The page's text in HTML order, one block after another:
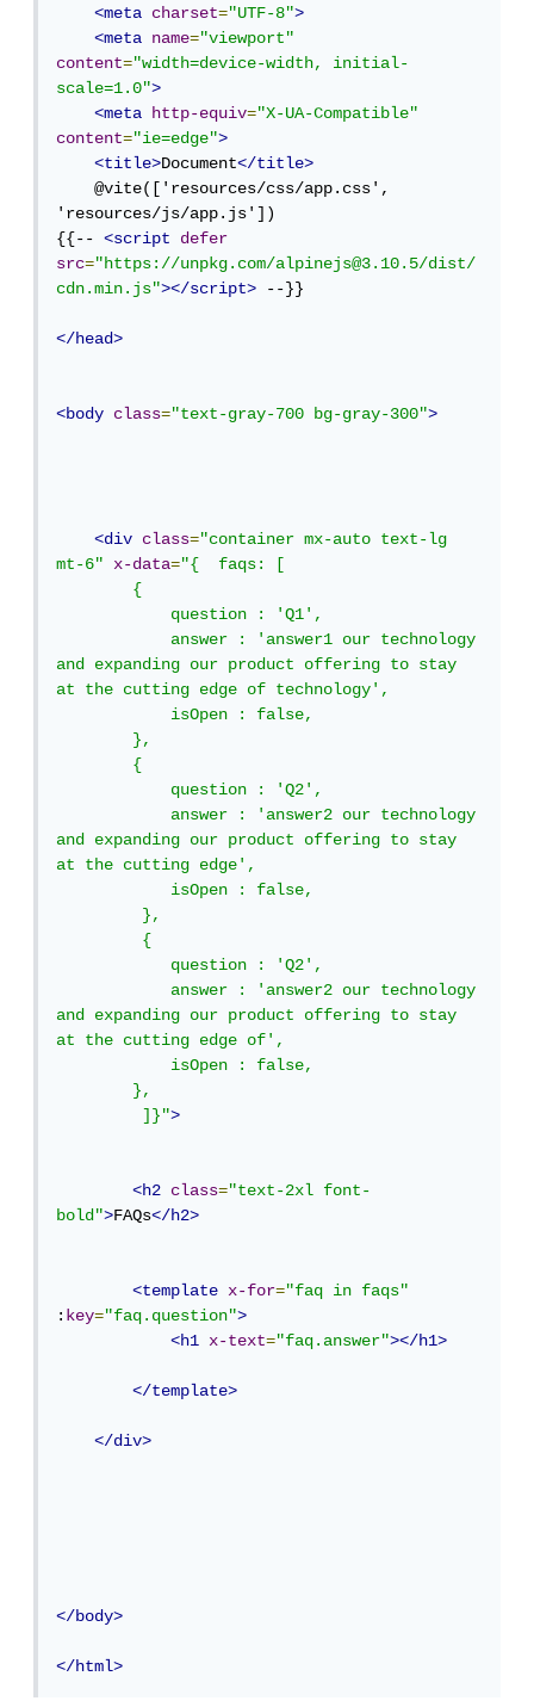
<meta
charset="UTF-8">
<meta
name="viewport"
content="width=device-width, initial-
scale=1.0">
<meta
http-equiv="X-UA-Compatible"
content="ie=edge">
<title>Document</title>
    @vite(['resources/css/app.css',
'resources/js/app.js'])
{{-- <script
defer
src="https://unpkg.com/alpinejs@3.10.5/dist/
cdn.min.js"></script> --}}
</head>
<body class="text-gray-700 bg-gray-300">
<div class="container mx-auto text-lg
mt-6"
x-data="{  faqs: [
        {
            question : 'Q1',
            answer : 'answer1 our technology
and expanding our product offering to stay
at the cutting edge of technology',
            isOpen : false,
        },
        {
            question : 'Q2',
            answer : 'answer2 our technology
and expanding our product offering to stay
at the cutting edge',
            isOpen : false,
         },
         {
            question : 'Q2',
            answer : 'answer2 our technology
and expanding our product offering to stay
at the cutting edge of',
            isOpen : false,
        },
         ]}"
>
<h2 class="text-2xl font-
bold">FAQs</h2>
<template x-for="faq in faqs"
:key="faq.question">
<h1
x-text="faq.answer"></h1>
</template>
</div>
</body>
</html>